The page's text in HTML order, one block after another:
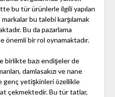
bu tür ürünlerle ilgili yapılan
bu talebi karşılamak
Bu da pazarlama
bir rol oynamaktadır.
birlikte bazı endişeler de
damlasakızı ve nane
genç yetişkinleri özellikle
çekmektedir. Bu tür tatlar,